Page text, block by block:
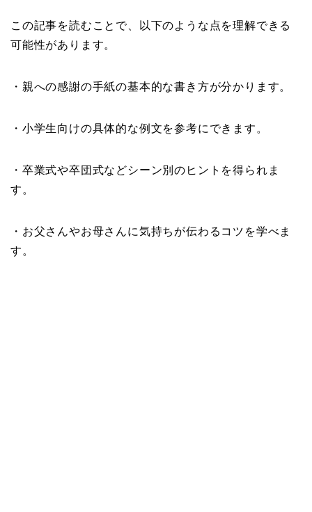
この記事を読むことで、以下のような点を理解できる
可能性があります。
・親への感謝の手紙の基本的な書き方が分かります。
・小学生向けの具体的な例文を参考にできます。
・卒業式や卒団式などシーン別のヒントを得られま
す。
・お父さんやお母さんに気持ちが伝わるコツを学べま
す。